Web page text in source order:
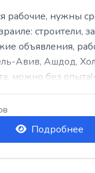
рабочие, нужны
строители,
объявления,
Авив, Ашдод,
можно без
Подробнее